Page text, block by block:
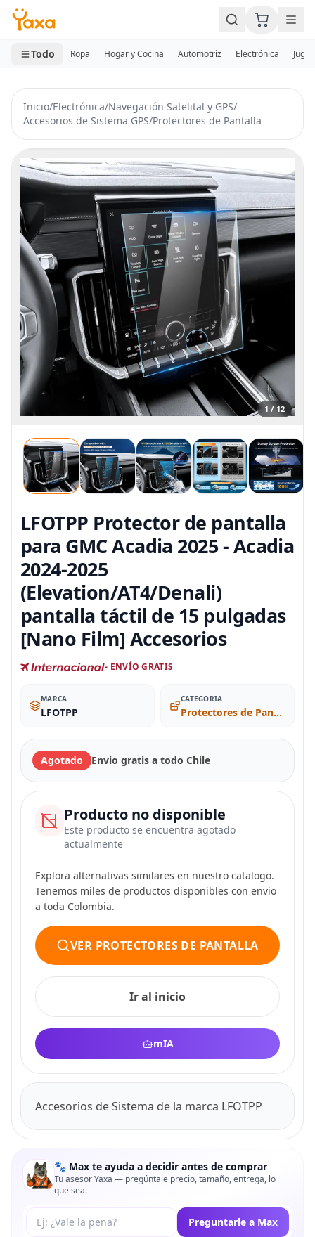
MINI CARRITO
0 productos
Todo Ropa Hogar y Cocina Automotriz Electrónica
Inicio/Electrónica/Navegación Satelital y GPS/
Accesorios de Sistema GPS/Protectores de Pantalla
1 / 12
LFOTPP Protector de pantalla
para GMC Acadia 2025 - Acadia
2024-2025
(Elevation/AT4/Denali)
pantalla táctil de 15 pulgadas
[Nano Film] Accesorios
- ENVÍO GRATIS
MARCA
LFOTPP
CATEGORIA
Protectores de Pantalla
Agotado Envio gratis a todo Chile
Producto no disponible
Este producto se encuentra agotado
actualmente
Explora alternativas similares en nuestro catalogo.
Tenemos miles de productos disponibles con envio
a toda Colombia.
VER PROTECTORES DE PANTALLA
Ir al inicio
mIA
Accesorios de Sistema de la marca LFOTPP
🐾 Max te ayuda a decidir antes de comprar
Tu asesor Yaxa — pregúntale precio, tamaño, entrega, lo
que sea.
Tu pregunta a Max Preguntarle a Max